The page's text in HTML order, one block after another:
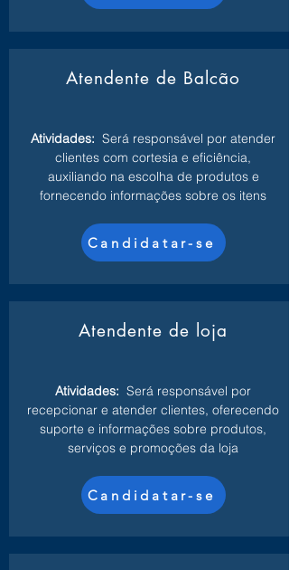
Atendente de Balcão
Atividades: Será responsável por atender
clientes com cortesia e eficiência,
auxiliando na escolha de produtos e
fornecendo informações sobre os itens
Candidatar-se
Atendente de loja
Atividades: Será responsável por
recepcionar e atender clientes, oferecendo
suporte e informações sobre produtos,
serviços e promoções da loja
Candidatar-se